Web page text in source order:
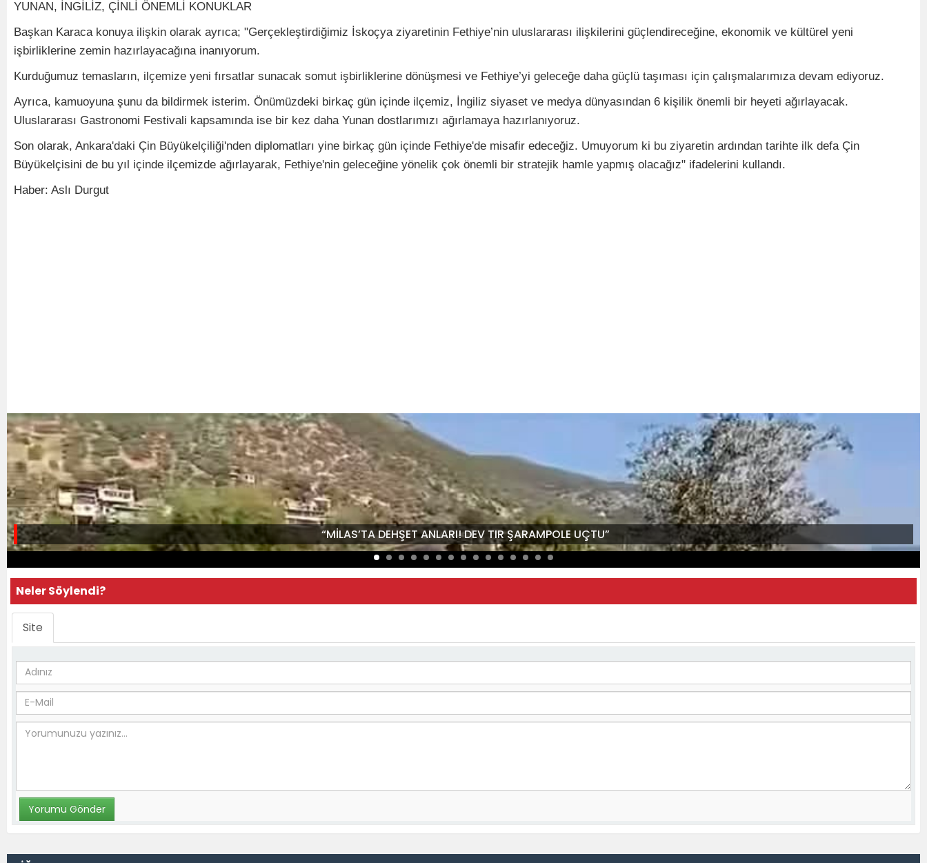
YUNAN, İNGİLİZ, ÇİNLİ ÖNEMLİ KONUKLAR
Başkan Karaca konuya ilişkin olarak ayrıca; "Gerçekleştirdiğimiz İskoçya ziyaretinin Fethiye’nin uluslararası ilişkilerini güçlendireceğine, ekonomik ve kültürel yeni
işbirliklerine zemin hazırlayacağına inanıyorum.
Kurduğumuz temasların, ilçemize yeni fırsatlar sunacak somut işbirliklerine dönüşmesi ve Fethiye’yi geleceğe daha güçlü taşıması için çalışmalarımıza devam ediyoruz.
Ayrıca, kamuoyuna şunu da bildirmek isterim. Önümüzdeki birkaç gün içinde ilçemiz, İngiliz siyaset ve medya dünyasından 6 kişilik önemli bir heyeti ağırlayacak.
Uluslararası Gastronomi Festivali kapsamında ise bir kez daha Yunan dostlarımızı ağırlamaya hazırlanıyoruz.
Son olarak, Ankara'daki Çin Büyükelçiliği'nden diplomatları yine birkaç gün içinde Fethiye'de misafir edeceğiz. Umuyorum ki bu ziyaretin ardından tarihte ilk defa Çin
Büyükelçisini de bu yıl içinde ilçemizde ağırlayarak, Fethiye'nin geleceğine yönelik çok önemli bir stratejik hamle yapmış olacağız" ifadelerini kullandı.
Haber: Aslı Durgut
“MİLAS’TA DEHŞET ANLARI! DEV TIR ŞARAMPOLE UÇTU”
Neler Söylendi?
Site